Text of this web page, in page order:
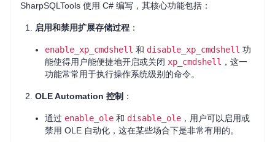
SharpSQLTools 使用 C# 编写，其核心功能包括：
启用和禁用扩展存储过程 ：
enable_xp_cmdshell 和 disable_xp_cmdshell 功
能使得用户能便捷地开启或关闭 xp_cmdshell ，这一
功能常常用于执行操作系统级别的命令。
OLE Automation 控制 ：
通过 enable_ole 和 disable_ole ，用户可以启用或
禁用 OLE 自动化，这在某些场合下是非常有用的。